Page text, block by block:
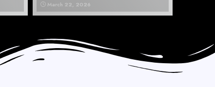
March 22, 2026